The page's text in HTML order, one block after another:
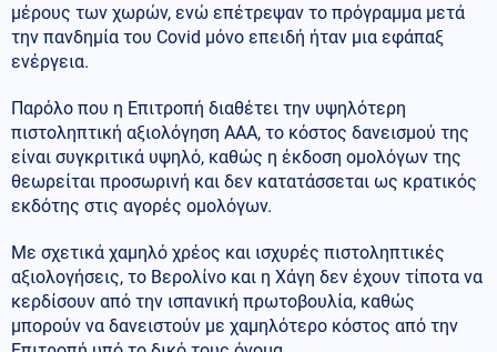
μέρους των χωρών, ενώ επέτρεψαν το πρόγραμμα μετά
την πανδημία του Covid μόνο επειδή ήταν μια εφάπαξ
ενέργεια.
Παρόλο που η Επιτροπή διαθέτει την υψηλότερη
πιστοληπτική αξιολόγηση ΑΑΑ, το κόστος δανεισμού της
είναι συγκριτικά υψηλό, καθώς η έκδοση ομολόγων της
θεωρείται προσωρινή και δεν κατατάσσεται ως κρατικός
εκδότης στις αγορές ομολόγων.
Με σχετικά χαμηλό χρέος και ισχυρές πιστοληπτικές
αξιολογήσεις, το Βερολίνο και η Χάγη δεν έχουν τίποτα να
κερδίσουν από την ισπανική πρωτοβουλία, καθώς
μπορούν να δανειστούν με χαμηλότερο κόστος από την